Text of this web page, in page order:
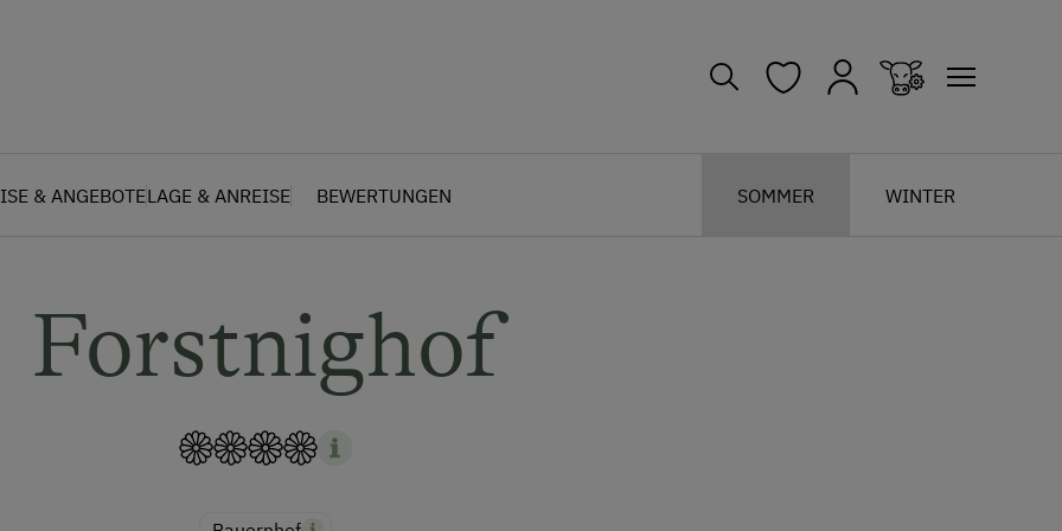
& ANGEBOTELAGE & ANREISE BEWERTUNGEN SOMMER WINTER
Forstnighof